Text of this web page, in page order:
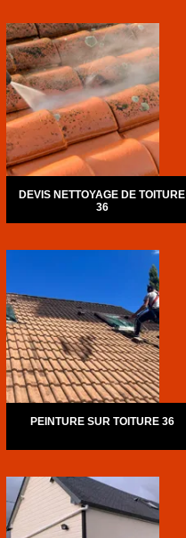
DEVIS NETTOYAGE DE TOITURE
36
PEINTURE SUR TOITURE 36